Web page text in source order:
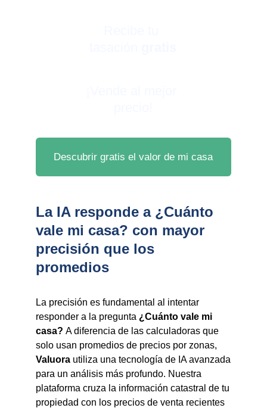
Descubrir gratis el valor de mi casa
La IA responde a ¿Cuánto
vale mi casa? con mayor
precisión que los
promedios
La precisión es fundamental al intentar
responder a la pregunta ¿Cuánto vale mi
casa? A diferencia de las calculadoras que
solo usan promedios de precios por zonas,
Valuora utiliza una tecnología de IA avanzada
para un análisis más profundo. Nuestra
plataforma cruza la información catastral de tu
propiedad con los precios de venta recientes